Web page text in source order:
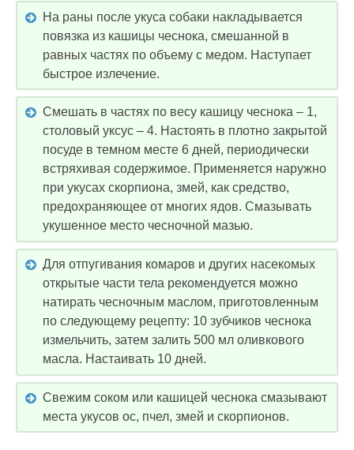
На раны после укуса собаки накладывается
повязка из кашицы чеснока, смешанной в
равных частях по объему с медом. Наступает
быстрое излечение.
Смешать в частях по весу кашицу чеснока – 1,
столовый уксус – 4. Настоять в плотно закрытой
посуде в темном месте 6 дней, периодически
встряхивая содержимое. Применяется наружно
при укусах скорпиона, змей, как средство,
предохраняющее от многих ядов. Смазывать
укушенное место чесночной мазью.
Для отпугивания комаров и других насекомых
открытые части тела рекомендуется можно
натирать чесночным маслом, приготовленным
по следующему рецепту: 10 зубчиков чеснока
измельчить, затем залить 500 мл оливкового
масла. Настаивать 10 дней.
Свежим соком или кашицей чеснока смазывают
места укусов ос, пчел, змей и скорпионов.